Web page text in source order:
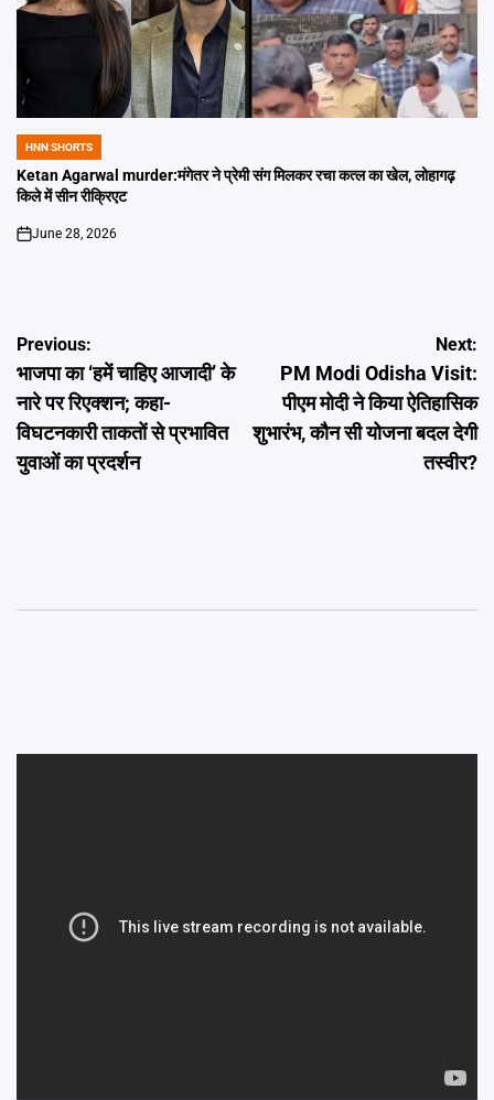
POSTED
IN
HNN SHORTS
Ketan Agarwal murder:मंगेतर ने प्रेमी संग मिलकर रचा कत्ल का खेल, लोहागढ़
किले में सीन रीक्रिएट
on
June 28, 2026
Post
navigation
Previous:
भाजपा का ‘हमें चाहिए आजादी’ के
नारे पर रिएक्‍शन; कहा-
विघटनकारी ताकतों से प्रभावित
युवाओं का प्रदर्शन
Next:
PM Modi Odisha Visit:
पीएम मोदी ने किया ऐतिहासिक
शुभारंभ, कौन सी योजना बदल देगी
तस्वीर?